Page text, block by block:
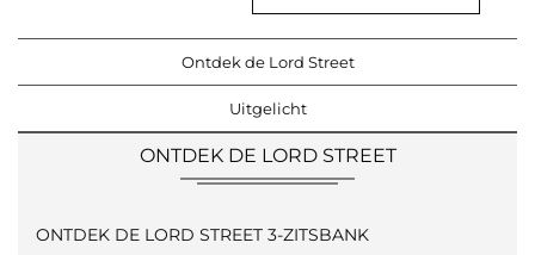
Ontdek de Lord Street
Uitgelicht
ONTDEK DE LORD STREET
ONTDEK DE LORD STREET 3-ZITSBANK